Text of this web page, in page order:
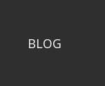
BLOG